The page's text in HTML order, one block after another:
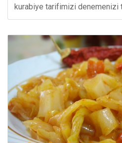
kurabiye tarifimizi denemenizi